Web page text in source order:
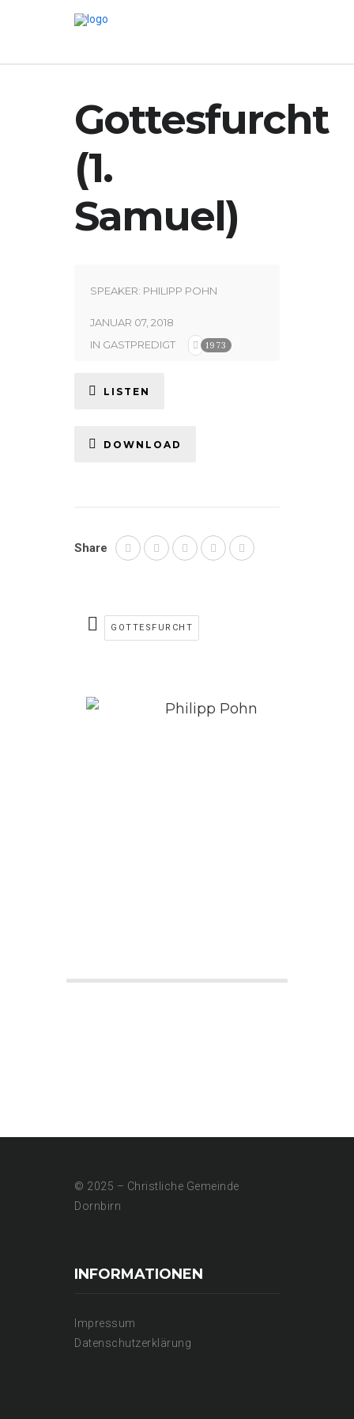
Gottesfurcht
(1.
Samuel)
SPEAKER: PHILIPP POHN
JANUAR 07, 2018
IN GASTPREDIGT 1973
LISTEN
DOWNLOAD
Share
GOTTESFURCHT
Philipp Pohn
© 2025 – Christliche Gemeinde
Dornbirn
INFORMATIONEN
Impressum
Datenschutzerklärung